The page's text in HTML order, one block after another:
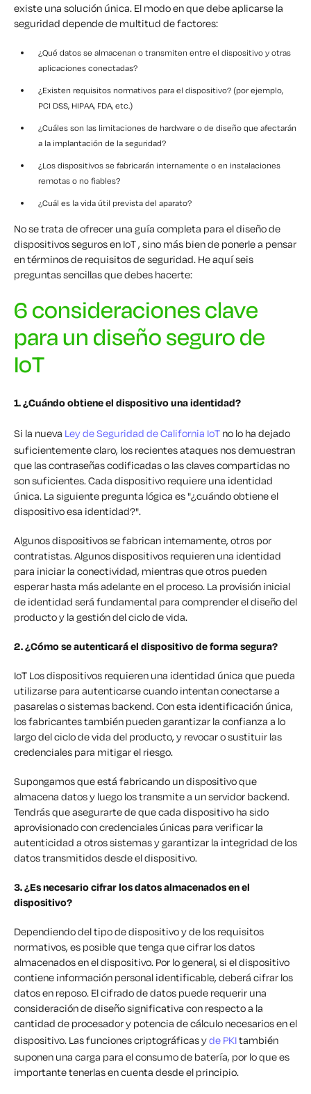
existe una solución única. El modo en que debe aplicarse la
seguridad depende de multitud de factores:
¿Qué datos se almacenan o transmiten entre el dispositivo y otras
aplicaciones conectadas?
¿Existen requisitos normativos para el dispositivo? (por ejemplo,
PCI DSS, HIPAA, FDA, etc.)
¿Cuáles son las limitaciones de hardware o de diseño que afectarán
a la implantación de la seguridad?
¿Los dispositivos se fabricarán internamente o en instalaciones
remotas o no fiables?
¿Cuál es la vida útil prevista del aparato?
No se trata de ofrecer una guía completa para el diseño de
dispositivos seguros en IoT , sino más bien de ponerle a pensar
en términos de requisitos de seguridad. He aquí seis
preguntas sencillas que debes hacerte:
6 consideraciones clave
para un diseño seguro de
IoT
1. ¿Cuándo obtiene el dispositivo una identidad?
Si la nueva Ley de Seguridad de California IoT no lo ha dejado
suficientemente claro, los recientes ataques nos demuestran
que las contraseñas codificadas o las claves compartidas no
son suficientes. Cada dispositivo requiere una identidad
única. La siguiente pregunta lógica es "¿cuándo obtiene el
dispositivo esa identidad?".
Algunos dispositivos se fabrican internamente, otros por
contratistas. Algunos dispositivos requieren una identidad
para iniciar la conectividad, mientras que otros pueden
esperar hasta más adelante en el proceso. La provisión inicial
de identidad será fundamental para comprender el diseño del
producto y la gestión del ciclo de vida.
2. ¿Cómo se autenticará el dispositivo de forma segura?
IoT Los dispositivos requieren una identidad única que pueda
utilizarse para autenticarse cuando intentan conectarse a
pasarelas o sistemas backend. Con esta identificación única,
los fabricantes también pueden garantizar la confianza a lo
largo del ciclo de vida del producto, y revocar o sustituir las
credenciales para mitigar el riesgo.
Supongamos que está fabricando un dispositivo que
almacena datos y luego los transmite a un servidor backend.
Tendrás que asegurarte de que cada dispositivo ha sido
aprovisionado con credenciales únicas para verificar la
autenticidad a otros sistemas y garantizar la integridad de los
datos transmitidos desde el dispositivo.
3. ¿Es necesario cifrar los datos almacenados en el
dispositivo?
Dependiendo del tipo de dispositivo y de los requisitos
normativos, es posible que tenga que cifrar los datos
almacenados en el dispositivo. Por lo general, si el dispositivo
contiene información personal identificable, deberá cifrar los
datos en reposo. El cifrado de datos puede requerir una
consideración de diseño significativa con respecto a la
cantidad de procesador y potencia de cálculo necesarios en el
dispositivo. Las funciones criptográficas yde PKItambién
suponen una carga para el consumo de batería, por lo que es
importante tenerlas en cuenta desde el principio.